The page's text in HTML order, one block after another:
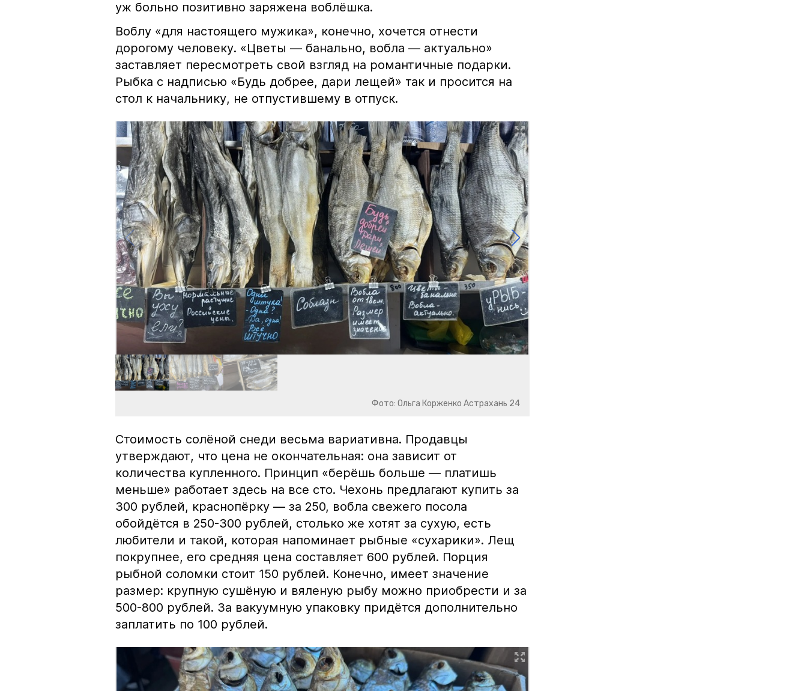
уж больно позитивно заряжена воблёшка.
Воблу «для настоящего мужика», конечно, хочется отнести
дорогому человеку. «Цветы — банально, вобла — актуально»
заставляет пересмотреть свой взгляд на романтичные подарки.
Рыбка с надписью «Будь добрее, дари лещей» так и просится на
стол к начальнику, не отпустившему в отпуск.
Фото: Ольга Корженко Астрахань 24
Стоимость солёной снеди весьма вариативна. Продавцы
утверждают, что цена не окончательная: она зависит от
количества купленного. Принцип «берёшь больше — платишь
меньше» работает здесь на все сто. Чехонь предлагают купить за
300 рублей, краснопёрку — за 250, вобла свежего посола
обойдётся в 250-300 рублей, столько же хотят за сухую, есть
любители и такой, которая напоминает рыбные «сухарики». Лещ
покрупнее, его средняя цена составляет 600 рублей. Порция
рыбной соломки стоит 150 рублей. Конечно, имеет значение
размер: крупную сушёную и вяленую рыбу можно приобрести и за
500-800 рублей. За вакуумную упаковку придётся дополнительно
заплатить по 100 рублей.